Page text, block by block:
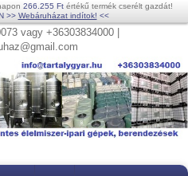
266.255 Ft értékű termék cserélt gazdát!
>> Webáruházat indítok! <<
vagy +36303834000 |